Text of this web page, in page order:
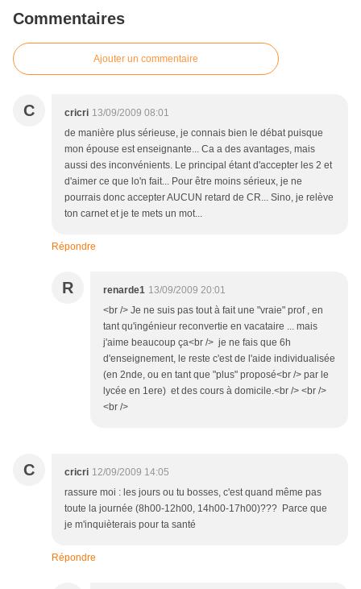
Commentaires
Ajouter un commentaire
C cricri 13/09/2009 08:01
de manière plus sérieuse, je connais bien le débat puisque
mon épouse est enseignante... Ca a des avantages, mais
aussi des inconvénients. Le principal étant d'accepter les 2 et
d'aimer ce que lo'n fait... Pour être moins sérieux, je ne
pourrais donc accepter AUCUN retard de CR... Sino, je relève
ton carnet et je te mets un mot...
Répondre
R renarde1 13/09/2009 20:01
<br /> Je ne suis pas tout à fait une "vraie" prof , en
tant qu'ingénieur reconvertie en vacataire ... mais
j'aime beaucoup ça<br /> je ne fais que 6h
d'enseignement, le reste c'est de l'aide individualisée
(en 2nde, ou en tant que "plus" proposé<br /> par le
lycée en 1ere) et des cours à domicile.<br /> <br />
<br />
C cricri 12/09/2009 14:05
rassure moi : les jours ou tu bosses, c'est quand même pas
toute la journée (8h00-12h00, 14h00-17h00)??? Parce que
je m'inquièterais pour ta santé
Répondre